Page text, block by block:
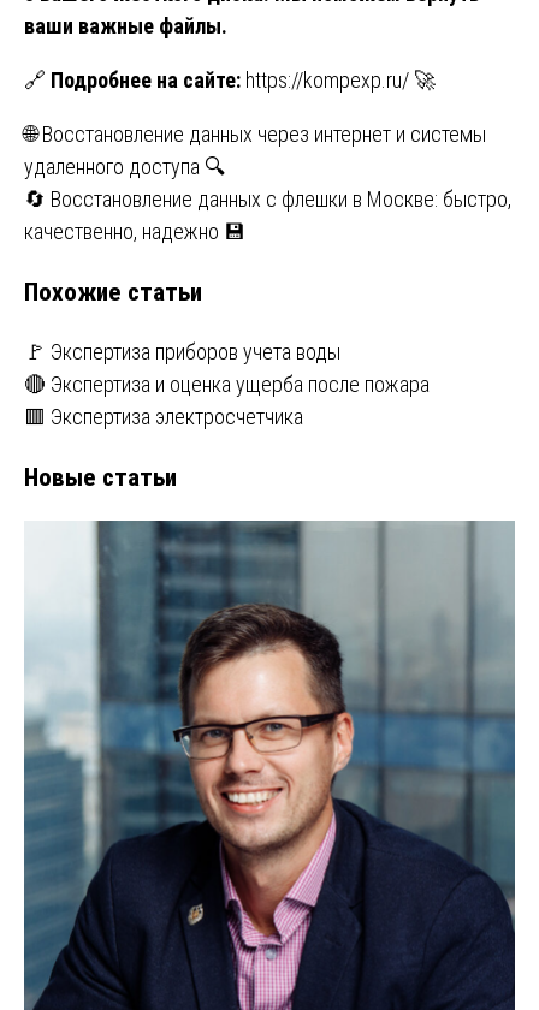
ваши важные файлы.
🔗 Подробнее на сайте: https://kompexp.ru/ 🚀
Навигация
по
записям
🌐 Восстановление данных через интернет и системы
удаленного доступа 🔍
🔄 Восстановление данных с флешки в Москве: быстро,
качественно, надежно 💾
Похожие статьи
🚩 Экспертиза приборов учета воды
🔴 Экспертиза и оценка ущерба после пожара
🟥 Экспертиза электросчетчика
Новые статьи